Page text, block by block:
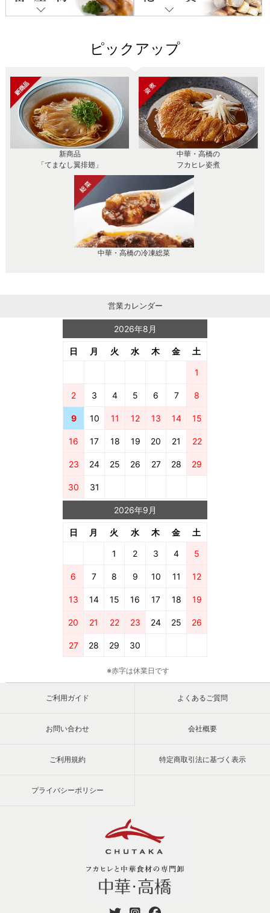
ピックアップ
新商品
「てまなし翼排翅」
中華・高橋の
フカヒレ姿煮
中華・高橋の冷凍総菜
営業カレンダー
2026年8月
日 月 火 水 木 金 土
1
2 3 4 5 6 7 8
9 10 11 12 13 14 15
16 17 18 19 20 21 22
23 24 25 26 27 28 29
30 31
2026年9月
日 月 火 水 木 金 土
1 2 3 4 5
6 7 8 9 10 11 12
13 14 15 16 17 18 19
20 21 22 23 24 25 26
27 28 29 30
※赤字は休業日です
ご利用ガイド よくあるご質問
お問い合わせ 会社概要
ご利用規約 特定商取引法に基づく表示
プライバシーポリシー